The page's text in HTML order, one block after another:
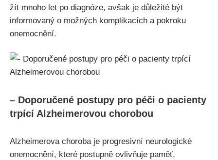
žít mnoho let po diagnóze, avšak je důležité být
informovaný o možných komplikacích a pokroku
onemocnění.
– Doporučené postupy pro péči o pacienty
trpící Alzheimerovou chorobou
Alzheimerova choroba je progresivní neurologické
onemocnění, které postupně ovlivňuje paměť,